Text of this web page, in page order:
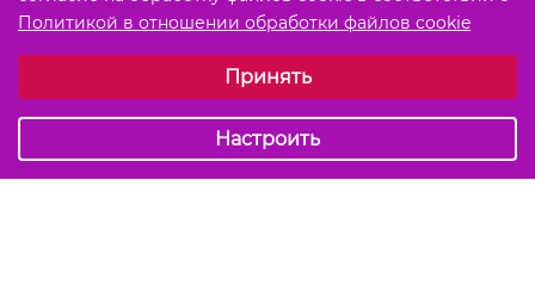
Политикой в отношении обработки файлов cookie
Обязательные (технические)Принять
Настроить